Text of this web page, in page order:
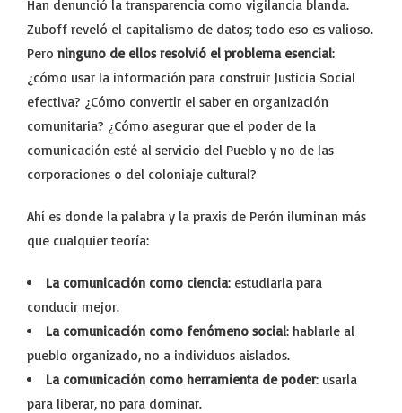
Han denunció la transparencia como vigilancia blanda.
Zuboff reveló el capitalismo de datos; todo eso es valioso.
Pero ninguno de ellos resolvió el problema esencial:
¿cómo usar la información para construir Justicia Social
efectiva? ¿Cómo convertir el saber en organización
comunitaria? ¿Cómo asegurar que el poder de la
comunicación esté al servicio del Pueblo y no de las
corporaciones o del coloniaje cultural?
Ahí es donde la palabra y la praxis de Perón iluminan más
que cualquier teoría:
La comunicación como ciencia: estudiarla para
conducir mejor.
La comunicación como fenómeno social: hablarle al
pueblo organizado, no a individuos aislados.
La comunicación como herramienta de poder: usarla
para liberar, no para dominar.